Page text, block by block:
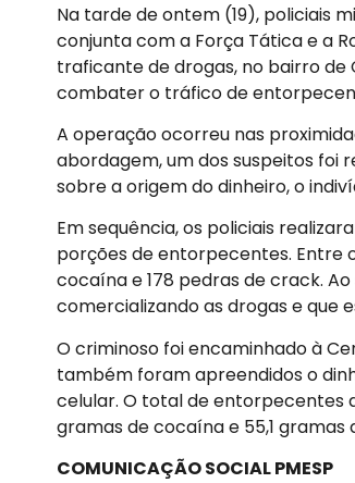
Na tarde de ontem (19), policiais
conjunta com a Força Tática e a
traficante de drogas, no bairro de
combater o tráfico de
A operação ocorreu nas
abordagem, um dos suspeitos foi
sobre a origem do dinheiro, o
Em sequência, os policiais
porções de entorpecentes. Entre
cocaína e 178 pedras de crack.
comercializando as drogas e que
O criminoso foi encaminhado à
também foram apreendidos o
celular. O total de entorpecentes
gramas de cocaína e 55,1 gramas
COMUNICAÇÃO SOCIAL PMESP